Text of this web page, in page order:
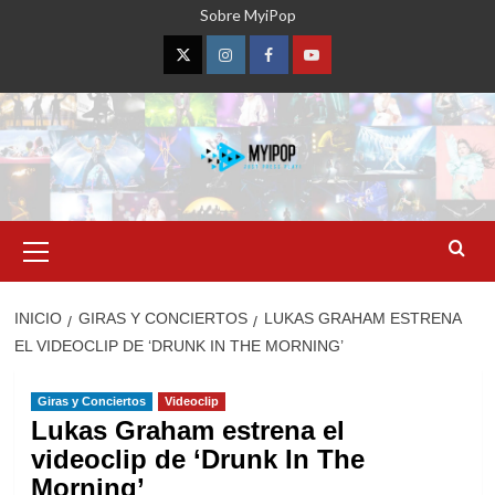
Sobre MyiPop
TwitterInstagramFacebookYouTube
primario
INICIO GIRAS Y CONCIERTOS
LUKAS GRAHAM ESTRENA
EL VIDEOCLIP DE ‘DRUNK IN THE MORNING’
Giras y Conciertos Videoclip
Lukas Graham estrena el
videoclip de ‘Drunk In The
Morning’